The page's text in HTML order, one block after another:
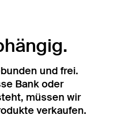
und frei.
Bank oder
müssen wir
verkaufen.